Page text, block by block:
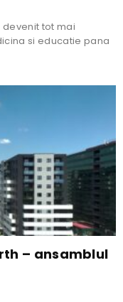
tot mai
si educatie pana
– ansamblul